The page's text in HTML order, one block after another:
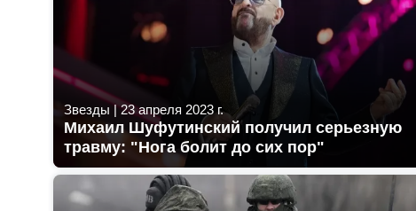
Звезды |23 апреля 2023 г.
Михаил Шуфутинский получил серьезную
травму: "Нога болит до сих пор"